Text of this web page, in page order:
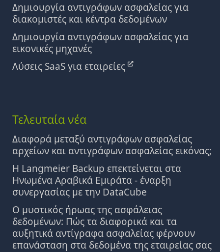
Δημιουργία αντιγράφων ασφαλείας για
διακομιστές και κέντρα δεδομένων
Δημιουργία αντιγράφων ασφαλείας για
εικονικές μηχανές
Λύσεις SaaS για εταιρείες
Τελευταία νέα
Διαφορά μεταξύ αντιγράφων ασφαλείας
αρχείων και αντιγράφων ασφαλείας εικόνας;
Η Langmeier Backup επεκτείνεται στα
Ηνωμένα Αραβικά Εμιράτα - έναρξη
συνεργασίας με την DataCube
Ο μυστικός ήρωας της ασφάλειας
δεδομένων: Πώς τα διαφορικά και τα
αυξητικά αντίγραφα ασφαλείας φέρνουν
επανάσταση στα δεδομένα της εταιρείας σας